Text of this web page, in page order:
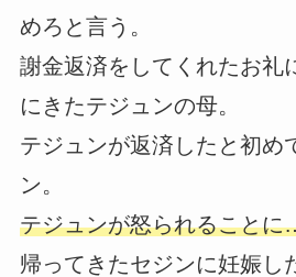
めろと言う。
謝金返済をしてくれたお礼
にきたテジュンの母。
テジュンが返済したと初め
ン。
テジュンが怒られること
帰ってきたセジンに妊娠し